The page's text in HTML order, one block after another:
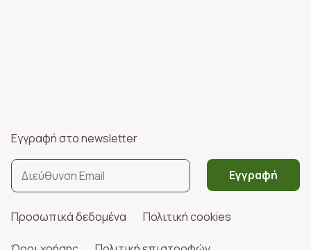
Εγγραφή στο newsletter
Εγγραφή
Προσωπικά δεδομένα Πολιτική cookies